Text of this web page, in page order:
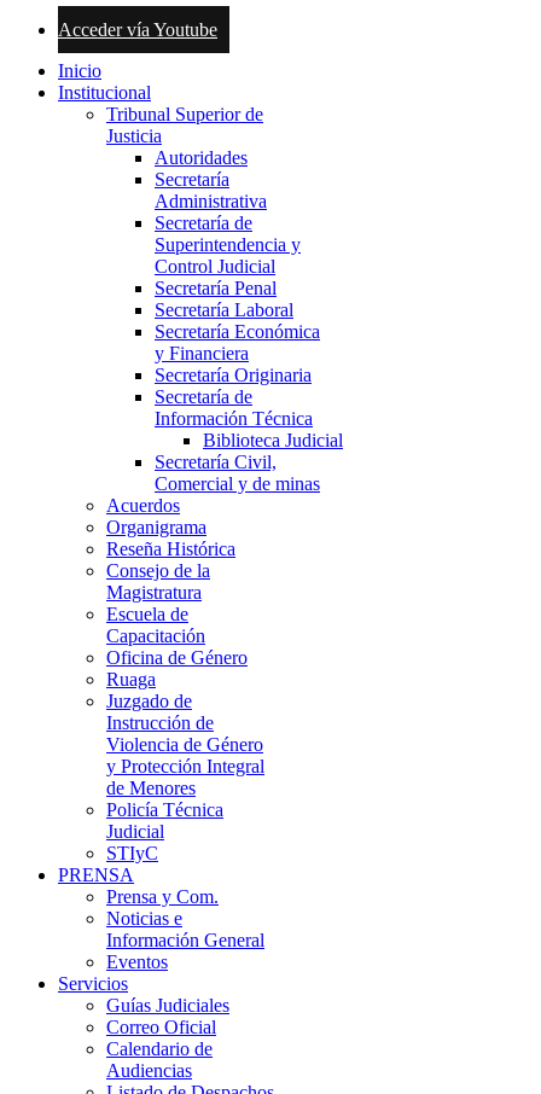
Acceder vía Youtube
Inicio
Institucional
Tribunal Superior de
Justicia
Autoridades
Secretaría
Administrativa
Secretaría de
Superintendencia y
Control Judicial
Secretaría Penal
Secretaría Laboral
Secretaría Económica
y Financiera
Secretaría Originaria
Secretaría de
Información Técnica
Biblioteca Judicial
Secretaría Civil,
Comercial y de minas
Acuerdos
Organigrama
Reseña Histórica
Consejo de la
Magistratura
Escuela de
Capacitación
Oficina de Género
Ruaga
Juzgado de
Instrucción de
Violencia de Género
y Protección Integral
de Menores
Policía Técnica
Judicial
STIyC
PRENSA
Prensa y Com.
Noticias e
Información General
Eventos
Servicios
Guías Judiciales
Correo Oficial
Calendario de
Audiencias